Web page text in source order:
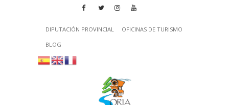
DIPUTACIÓN PROVINCIAL
OFICINAS DE TURISMO
BLOG